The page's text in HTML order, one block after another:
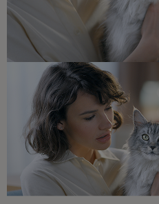
Veterinarios, nutricionistas y
para resolver
Promociones, concursos,
todas
¡No te lo pierdas,